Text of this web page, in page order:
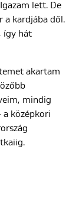
lett. De
a kardjába dől.
így hát
akartam
mindig
középkori